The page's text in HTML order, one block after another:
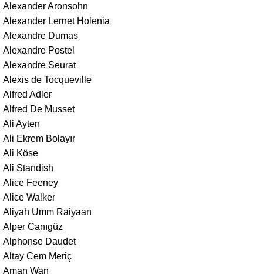
Alexander Aronsohn
Alexander Lernet Holenia
Alexandre Dumas
Alexandre Postel
Alexandre Seurat
Alexis de Tocqueville
Alfred Adler
Alfred De Musset
Ali Ayten
Ali Ekrem Bolayır
Ali Köse
Ali Standish
Alice Feeney
Alice Walker
Aliyah Umm Raiyaan
Alper Canıgüz
Alphonse Daudet
Altay Cem Meriç
Aman Wan